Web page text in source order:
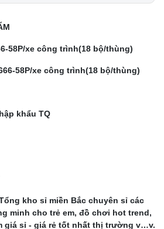
58P/xe công trình(18 bộ/thùng)
58P/xe công trình(18 bộ/thùng)
khẩu TQ
kho sỉ miền Bắc chuyên sỉ các
minh cho trẻ em, đồ chơi hot trend,
giá sỉ - giá rẻ tốt nhất thị trường v…v.